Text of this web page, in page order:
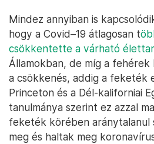
Mindez annyiban is
hogy a Covid–19 átlagosan t
csökkentette a várható
Államokban, de míg a
a csökkenés, addig a feketék
Princeton és a Dél-kaliforniai
tanulmánya szerint ez azzal
feketék körében
meg és haltak meg